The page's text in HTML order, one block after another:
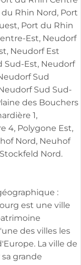
Rhin Nord, Port
Port du Rhin
Est, Neudorf
Neudorf Est
Sud-Est, Neudorf
Sud
Sud Sud-
des Bouchers
1,
4, Polygone Est,
Nord, Neuhof
Nord.
:
est une ville
des villes les
La ville de
grande